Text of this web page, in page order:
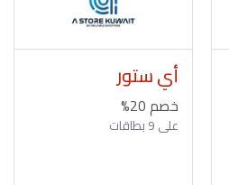
أي ستور
خصم 20%
على 9 بطاقات